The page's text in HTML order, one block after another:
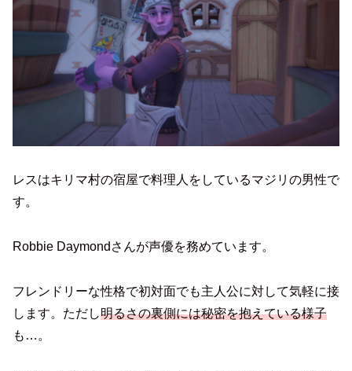
レスはキリマ村の宿屋で料理人をしているマジリの男性で
す。
Robbie Daymondさんが声優を務めています。
フレンドリーな性格で初対面でも主人公に対して気軽に接
します。ただし明るさの裏側には秘密を抱えている様子
も…。